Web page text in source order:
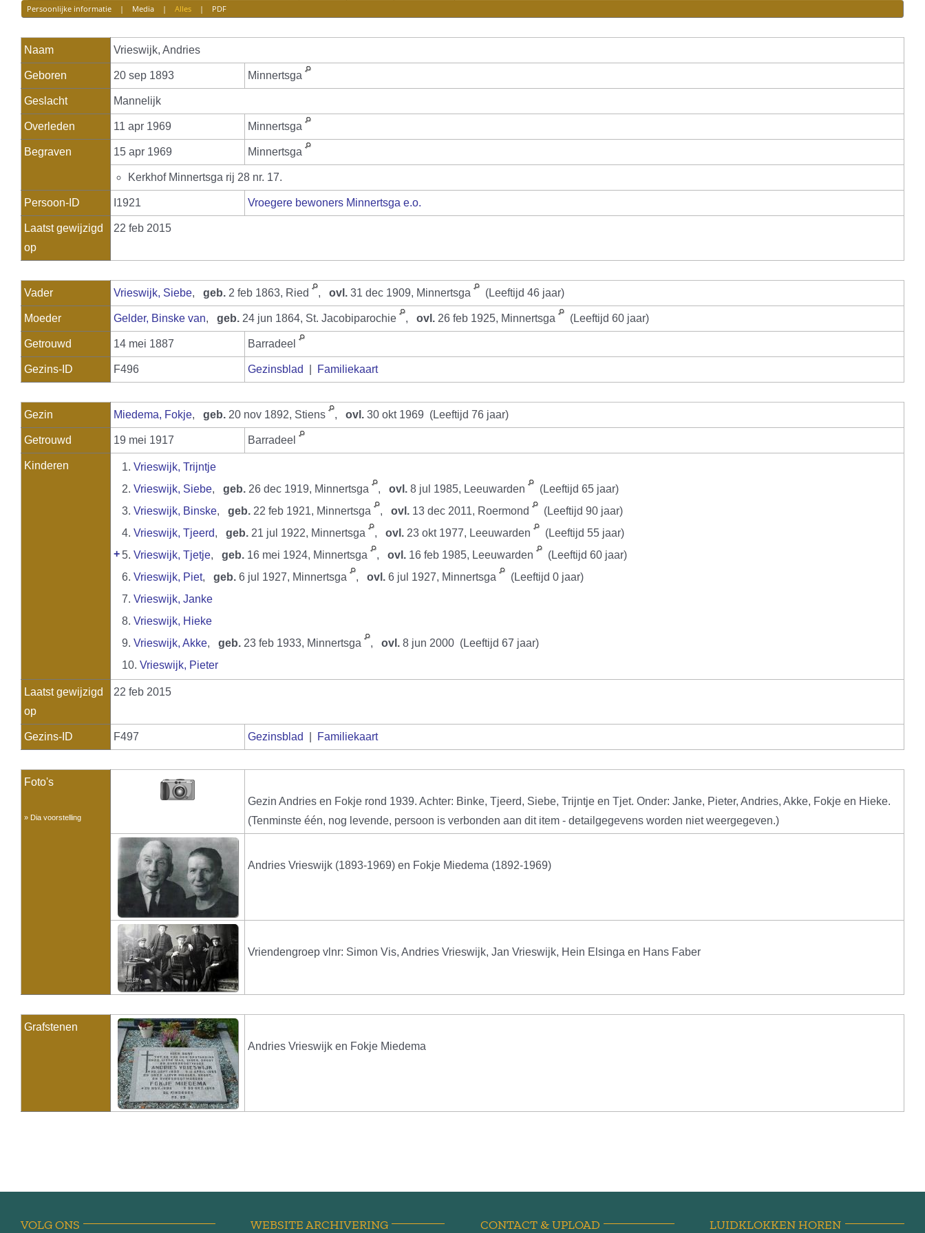
Persoonlijke informatie| Media| Alles| PDF
Naam Vrieswijk, Andries
Geboren 20 sep 1893 Minnertsga
Geslacht Mannelijk
Overleden 11 apr 1969 Minnertsga
Begraven 15 apr 1969 Minnertsga
Kerkhof Minnertsga rij 28 nr. 17.
Persoon-ID I1921 Vroegere bewoners Minnertsga e.o.
Laatst gewijzigd
op
22 feb 2015
Vader Vrieswijk, Siebe, geb. 2 feb 1863, Ried , ovl. 31 dec 1909, Minnertsga (Leeftijd 46 jaar)
Moeder Gelder, Binske van, geb. 24 jun 1864, St. Jacobiparochie , ovl. 26 feb 1925, Minnertsga (Leeftijd 60 jaar)
Getrouwd 14 mei 1887 Barradeel
Gezins-ID F496 Gezinsblad Familiekaart
Gezin Miedema, Fokje, geb. 20 nov 1892, Stiens , ovl. 30 okt 1969 (Leeftijd 76 jaar)
Getrouwd 19 mei 1917 Barradeel
Kinderen 1. Vrieswijk, Trijntje
2. Vrieswijk, Siebe, geb. 26 dec 1919, Minnertsga , ovl. 8 jul 1985, Leeuwarden
(Leeftijd 65 jaar)
3. Vrieswijk, Binske, geb. 22 feb 1921, Minnertsga , ovl. 13 dec 2011, Roermond
(Leeftijd 90 jaar)
4. Vrieswijk, Tjeerd, geb. 21 jul 1922, Minnertsga , ovl. 23 okt 1977, Leeuwarden
(Leeftijd 55 jaar)
+ 5. Vrieswijk, Tjetje, geb. 16 mei 1924, Minnertsga , ovl. 16 feb 1985, Leeuwarden
(Leeftijd 60 jaar)
6. Vrieswijk, Piet, geb. 6 jul 1927, Minnertsga , ovl. 6 jul 1927, Minnertsga
(Leeftijd 0 jaar)
7. Vrieswijk, Janke
8. Vrieswijk, Hieke
9. Vrieswijk, Akke, geb. 23 feb 1933, Minnertsga , ovl. 8 jun 2000 (Leeftijd 67 jaar)
10. Vrieswijk, Pieter
Laatst gewijzigd
op
22 feb 2015
Gezins-ID F497 Gezinsblad Familiekaart
Foto's
» Dia voorstelling
Gezin Andries en Fokje rond 1939. Achter: Binke, Tjeerd, Siebe, Trijntje en Tjet. Onder: Janke, Pieter, Andries, Akke, Fokje en Hieke.
(Tenminste één, nog levende, persoon is verbonden aan dit item - detailgegevens worden niet weergegeven.)
Andries Vrieswijk (1893-1969) en Fokje Miedema (1892-1969)
Vriendengroep vlnr: Simon Vis, Andries Vrieswijk, Jan Vrieswijk, Hein Elsinga en Hans Faber
Grafstenen
Andries Vrieswijk en Fokje Miedema
VOLG ONS WEBSITE ARCHIVERING CONTACT & UPLOAD LUIDKLOKKEN HOREN